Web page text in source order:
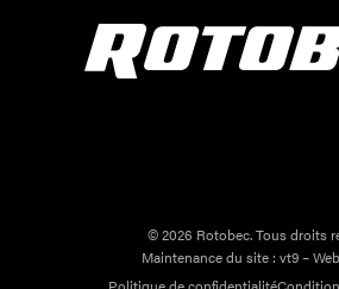
© 2026 Rotobec. Tous droits
Maintenance du site : vt9 –